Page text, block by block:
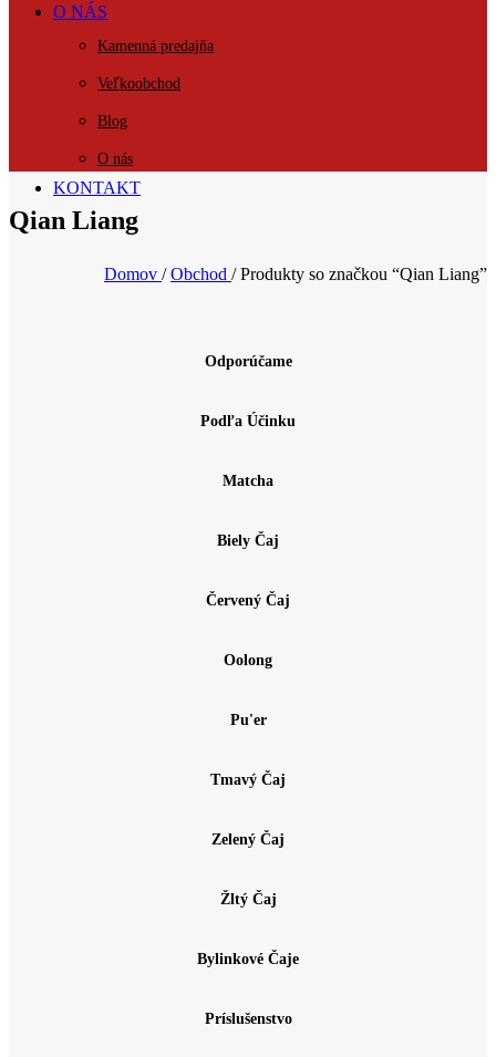
O NÁS
Kamenná predajňa
Veľkoobchod
Blog
O nás
KONTAKT
Qian Liang
Domov / Obchod / Produkty so značkou “Qian Liang”
Odporúčame
Podľa Účinku
Matcha
Biely Čaj
Červený Čaj
Oolong
Pu'er
Tmavý Čaj
Zelený Čaj
Žltý Čaj
Bylinkové Čaje
Príslušenstvo